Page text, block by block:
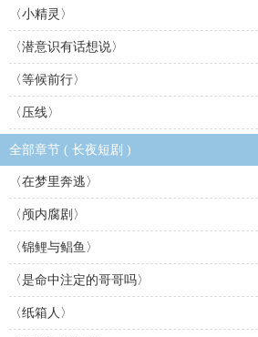
〈小精灵〉
〈潜意识有话想说〉
〈等候前行〉
〈压线〉
全部章节 ( 长夜短剧 )
〈在梦里奔逃〉
〈颅内腐剧〉
〈锦鲤与鲳鱼〉
〈是命中注定的哥哥吗〉
〈纸箱人〉